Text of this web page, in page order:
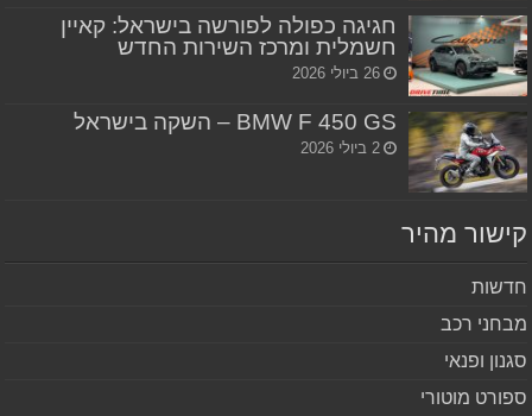
חגיגה כפולה לפורשה בישראל: קאיין
חשמלית ומרכז השירות החדש
26 ביולי 2026
BMW F 450 GS – השקה בישראל
2 ביולי 2026
מהיר
רכב
ופנאי
מוטורי